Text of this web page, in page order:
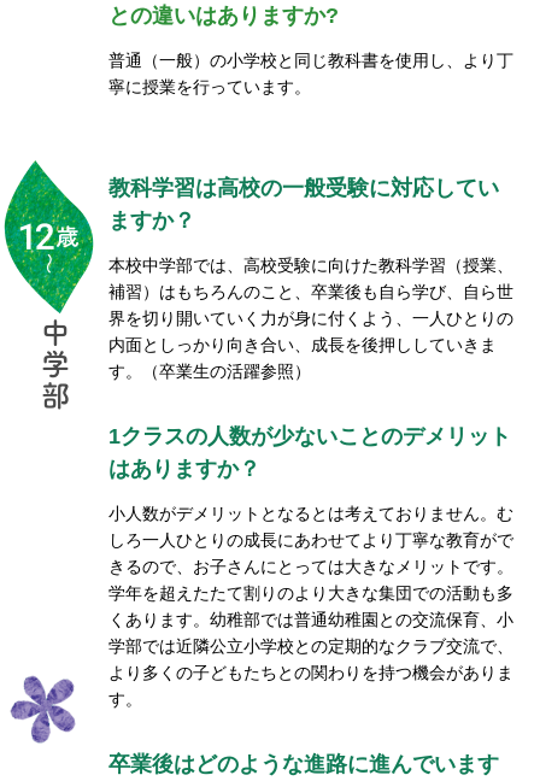
との違いはありますか?
普通（一般）の小学校と同じ教科書を使用し、より丁
寧に授業を行っています。
中
学
部
教科学習は高校の一般受験に対応してい
ますか？
本校中学部では、高校受験に向けた教科学習（授業、
補習）はもちろんのこと、卒業後も自ら学び、自ら世
界を切り開いていく力が身に付くよう、一人ひとりの
内面としっかり向き合い、成長を後押ししていきま
す。（卒業生の活躍参照）
1クラスの人数が少ないことのデメリット
はありますか？
小人数がデメリットとなるとは考えておりません。む
しろ一人ひとりの成長にあわせてより丁寧な教育がで
きるので、お子さんにとっては大きなメリットです。
学年を超えたたて割りのより大きな集団での活動も多
くあります。幼稚部では普通幼稚園との交流保育、小
学部では近隣公立小学校との定期的なクラブ交流で、
より多くの子どもたちとの関わりを持つ機会がありま
す。
卒業後はどのような進路に進んでいます